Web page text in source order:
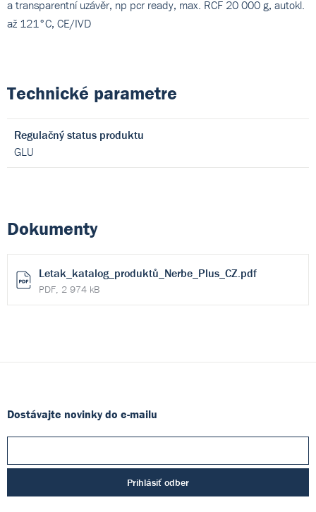
a transparentní uzávěr, np pcr ready, max. RCF 20 000 g, autokl.
až 121°C, CE/IVD
Technické parametre
Regulačný status produktu
GLU
Dokumenty
Letak_katalog_produktů_Nerbe_Plus_CZ.pdf
PDF, 2 974 kB
Dostávajte novinky do e-mailu
Prihlásiť odber